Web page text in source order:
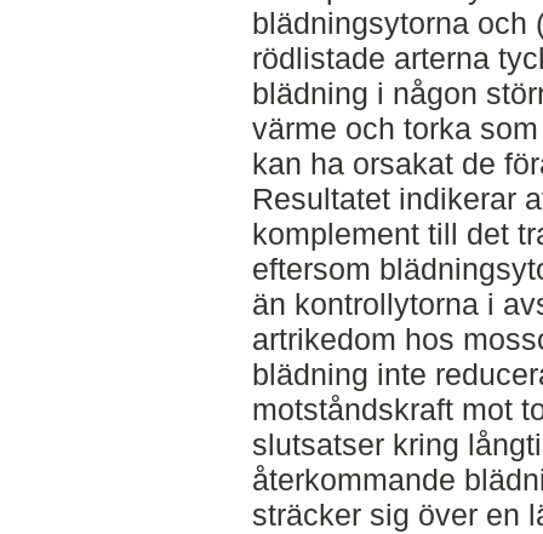
blädningsytorna och
rödlistade arterna
blädning i någon
värme och torka
kan ha orsakat de
Resultatet indikerar
komplement till det
eftersom
än kontrollytorna i
artrikedom hos
blädning inte
motståndskraft mot
slutsatser kring
återkommande
sträcker sig över en